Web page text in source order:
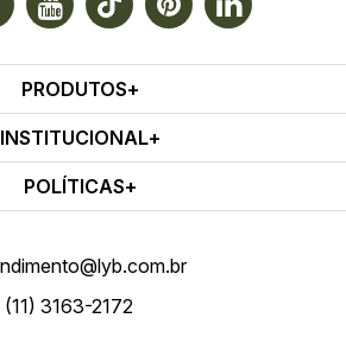
PRODUTOS
INSTITUCIONAL
POLÍTICAS
(11) 3163-2172